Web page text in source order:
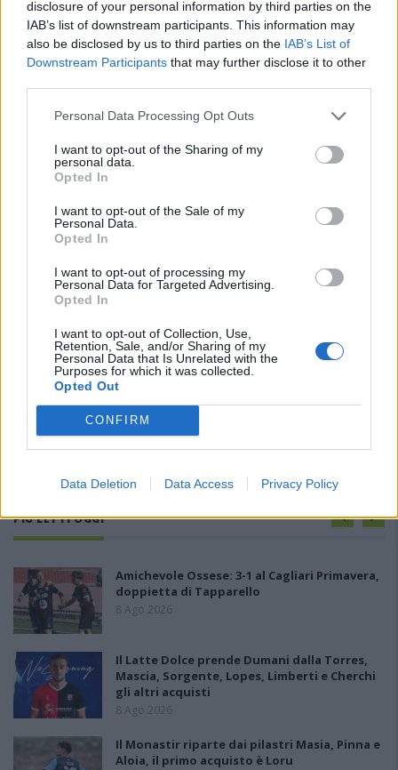
disclosure of your personal information by third parties on the
IAB’s list of downstream participants. This information may
also be disclosed by us to third parties on the IAB’s List of
Downstream Participants that may further disclose it to other
Personal Data Processing Opt Outs
I want to opt-out of the Sharing of my
personal data.
Opted In
I want to opt-out of the Sale of my
Personal Data.
Opted In
I want to opt-out of processing my
Personal Data for Targeted Advertising.
Opted In
I want to opt-out of Collection, Use,
Retention, Sale, and/or Sharing of my
Personal Data that Is Unrelated with the
Purposes for which it was collected.
Opted Out
CONFIRM
Data Deletion Data Access Privacy Policy
PIÙ LETTI OGGI
Amichevole Ossese: 3-1 al Cagliari Primavera,
doppietta di Tapparello
8 Ago 2026
Il Latte Dolce prende Dumani dalla Torres,
Mascia, Sorgente, Lopes, Limberti e Cherchi
gli altri acquisti
8 Ago 2026
Il Monastir riparte dai pilastri Masia, Pinna e
Aloia, il primo acquisto è Loru